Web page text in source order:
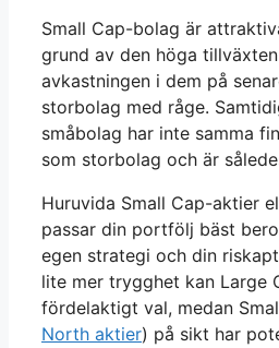
Small Cap-bolag är
grund av den höga
avkastningen i dem på
storbolag med råge.
småbolag har inte samma
som storbolag och är
Huruvida Small Cap-aktier
passar din portfölj bäst
egen strategi och din
lite mer trygghet kan Large
fördelaktigt val, medan
North aktier) på sikt har